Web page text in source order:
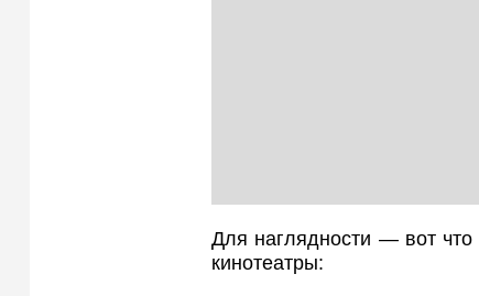
Для наглядности — вот
кинотеатры: